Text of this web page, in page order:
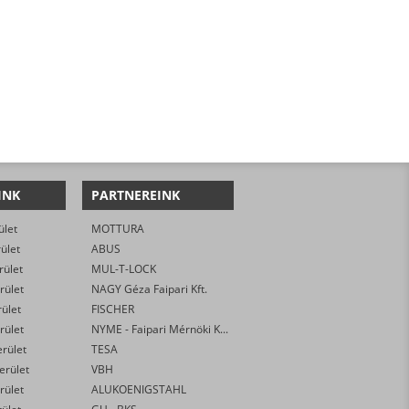
PARTNEREINK
MOTTURA
ABUS
MUL-T-LOCK
NAGY Géza Faipari Kft.
FISCHER
NYME - Faipari Mérnöki Kar
TESA
VBH
ALUKOENIGSTAHL